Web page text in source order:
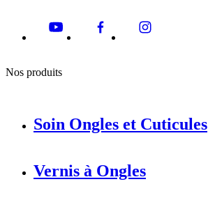
Nos produits
Soin Ongles et Cuticules
Vernis à Ongles